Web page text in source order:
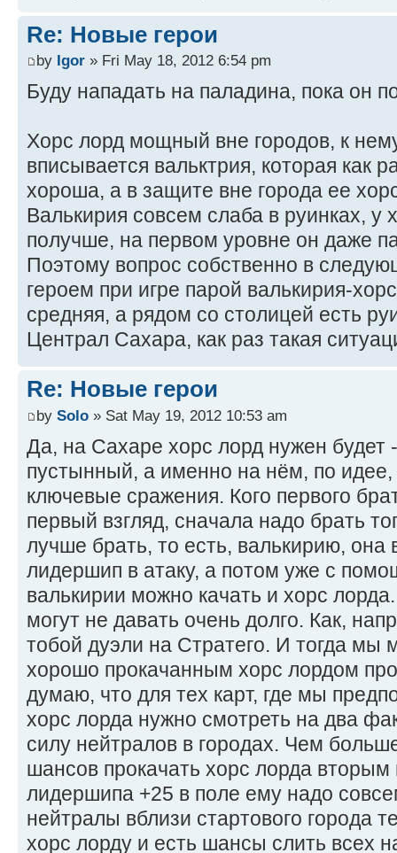
Re: Новые герои
by Igor » Fri May 18, 2012 6:54 pm
Буду нападать на паладина, пока он
Хорс лорд мощный вне городов, к
вписывается вальктрия, которая как
хороша, а в защите вне города ее
Валькирия совсем слаба в руинках, у
получше, на первом уровне он даже
Поэтому вопрос собственно в
героем при игре парой валькирия-
средняя, а рядом со столицей есть
Централ Сахара, как раз такая
Re: Новые герои
by Solo » Sat May 19, 2012 10:53 am
Да, на Сахаре хорс лорд нужен будет
пустынный, а именно на нём, по
ключевые сражения. Кого первого
первый взгляд, сначала надо брать
лучше брать, то есть, валькирию, она
лидершип в атаку, а потом уже с
валькирии можно качать и хорс
могут не давать очень долго. Как,
тобой дуэли на Стратего. И тогда мы
хорошо прокачанным хорс лордом
думаю, что для тех карт, где мы
хорс лорда нужно смотреть на два
силу нейтралов в городах. Чем
шансов прокачать хорс лорда вторым
лидершипа +25 в поле ему надо
нейтралы вблизи стартового города
хорс лорду и есть шансы слить всех